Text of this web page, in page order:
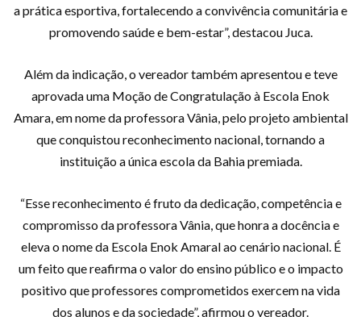
a prática esportiva, fortalecendo a convivência comunitária e
promovendo saúde e bem-estar”, destacou Juca.
Além da indicação, o vereador também apresentou e teve
aprovada uma Moção de Congratulação à Escola Enok
Amara, em nome da professora Vânia, pelo projeto ambiental
que conquistou reconhecimento nacional, tornando a
instituição a única escola da Bahia premiada.
“Esse reconhecimento é fruto da dedicação, competência e
compromisso da professora Vânia, que honra a docência e
eleva o nome da Escola Enok Amaral ao cenário nacional. É
um feito que reafirma o valor do ensino público e o impacto
positivo que professores comprometidos exercem na vida
dos alunos e da sociedade”, afirmou o vereador.